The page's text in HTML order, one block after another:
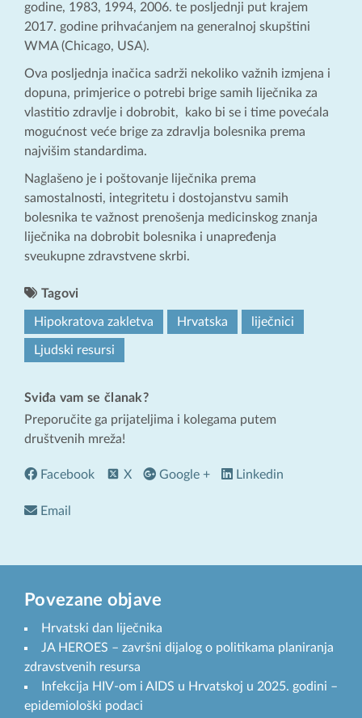
godine, 1983, 1994, 2006. te posljednji put krajem
2017. godine prihvaćanjem na generalnoj skupštini
WMA (Chicago, USA).
Ova posljednja inačica sadrži nekoliko važnih izmjena i
dopuna, primjerice o potrebi brige samih liječnika za
vlastitio zdravlje i dobrobit, kako bi se i time povećala
mogućnost veće brige za zdravlja bolesnika prema
najvišim standardima.
Naglašeno je i poštovanje liječnika prema
samostalnosti, integritetu i dostojanstvu samih
bolesnika te važnost prenošenja medicinskog znanja
liječnika na dobrobit bolesnika i unapređenja
sveukupne zdravstvene skrbi.
Tagovi
Hipokratova zakletva Hrvatska liječnici
Ljudski resursi
Sviđa vam se članak?
Preporučite ga prijateljima i kolegama putem
društvenih mreža!
Facebook X Google + Linkedin
Email
Povezane objave
Hrvatski dan liječnika
JA HEROES – završni dijalog o politikama planiranja
zdravstvenih resursa
Infekcija HIV-om i AIDS u Hrvatskoj u 2025. godini –
epidemiološki podaci